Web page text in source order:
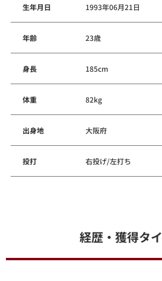
生年月日 1993年06月21日
年齢 23歳
身長 185cm
体重 82kg
出身地 大阪府
投打 右投げ/左打ち
経歴・獲得タ